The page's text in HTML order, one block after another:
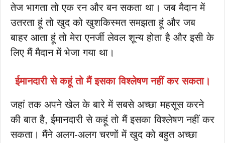
तेज भागता तो एक रन और बन सकता था। जब मैदान में
उतरता हूं तो खुद को खुशकिस्मत समझता हूं और जब
बाहर आता हूं तो मेरा एनर्जी लेवल शून्य होता है और इसी के
लिए मैं मैदान में भेजा गया था।
ईमानदारी से कहूं तो मैं इसका विश्लेषण नहीं कर सकता।
जहां तक अपने खेल के बारे में सबसे अच्छा महसूस करने
की बात है, ईमानदारी से कहूं तो मैं इसका विश्लेषण नहीं कर
सकता। मैंने अलग-अलग चरणों में खुद को बहुत अच्छा